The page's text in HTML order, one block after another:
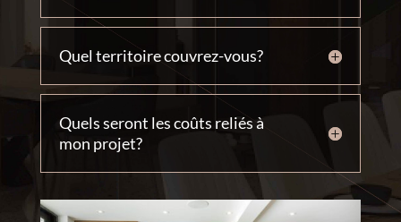
Quel territoire couvrez-vous?
Quels seront les coûts reliés à
mon projet?